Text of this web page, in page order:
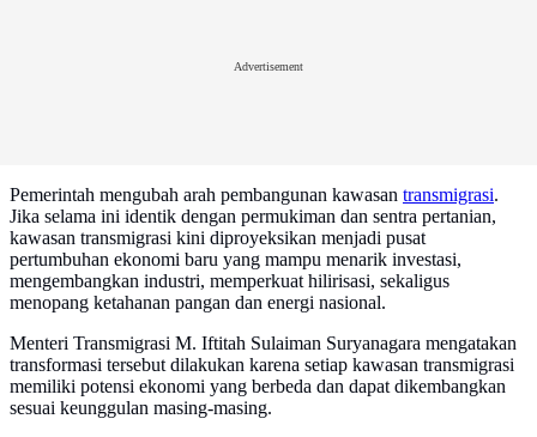
Advertisement
Pemerintah mengubah arah pembangunan kawasan transmigrasi.
Jika selama ini identik dengan permukiman dan sentra pertanian,
kawasan transmigrasi kini diproyeksikan menjadi pusat
pertumbuhan ekonomi baru yang mampu menarik investasi,
mengembangkan industri, memperkuat hilirisasi, sekaligus
menopang ketahanan pangan dan energi nasional.
Menteri Transmigrasi M. Iftitah Sulaiman Suryanagara mengatakan
transformasi tersebut dilakukan karena setiap kawasan transmigrasi
memiliki potensi ekonomi yang berbeda dan dapat dikembangkan
sesuai keunggulan masing-masing.